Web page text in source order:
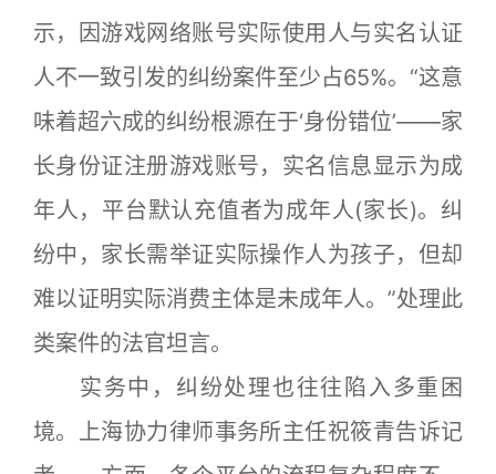
示，因游戏网络账号实际使用人与实名认证
人不一致引发的纠纷案件至少占65%。“这意
味着超六成的纠纷根源在于‘身份错位’——家
长身份证注册游戏账号，实名信息显示为成
年人，平台默认充值者为成年人(家长)。纠
纷中，家长需举证实际操作人为孩子，但却
难以证明实际消费主体是未成年人。”处理此
类案件的法官坦言。
实务中，纠纷处理也往往陷入多重困
境。上海协力律师事务所主任祝筱青告诉记